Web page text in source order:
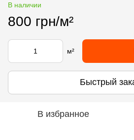
В наличии
800 грн/м²
м²
Быстрый
В избранное